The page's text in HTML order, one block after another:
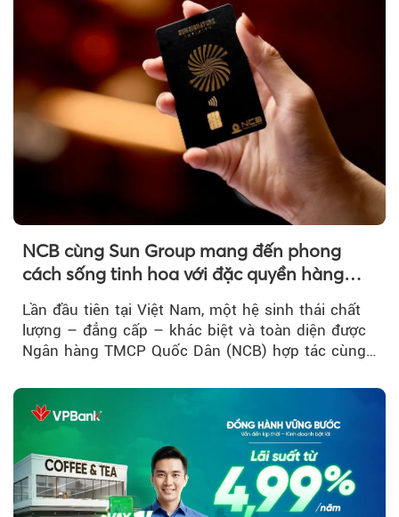
NCB cùng Sun Group mang đến phong
cách sống tinh hoa với đặc quyền hàng
Lần đầu tiên tại Việt Nam, một hệ sinh thái chất
lượng – đẳng cấp – khác biệt và toàn diện được
Ngân hàng TMCP Quốc Dân (NCB) hợp tác cùng